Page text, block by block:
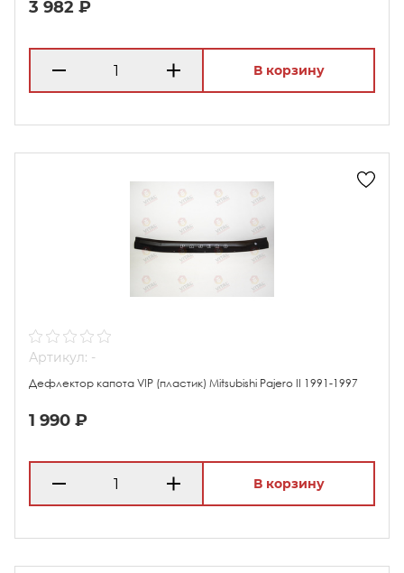
3 982 ₽
В корзину
Артикул: -
Дефлектор капота VIP (пластик) Mitsubishi Pajero II 1991-1997
1 990 ₽
В корзину